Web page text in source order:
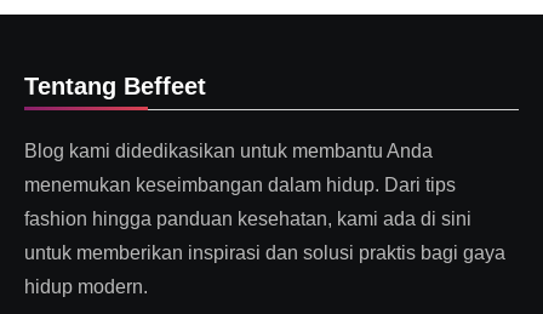
Tentang Beffeet
Blog kami didedikasikan untuk membantu Anda
menemukan keseimbangan dalam hidup. Dari tips
fashion hingga panduan kesehatan, kami ada di sini
untuk memberikan inspirasi dan solusi praktis bagi gaya
hidup modern.